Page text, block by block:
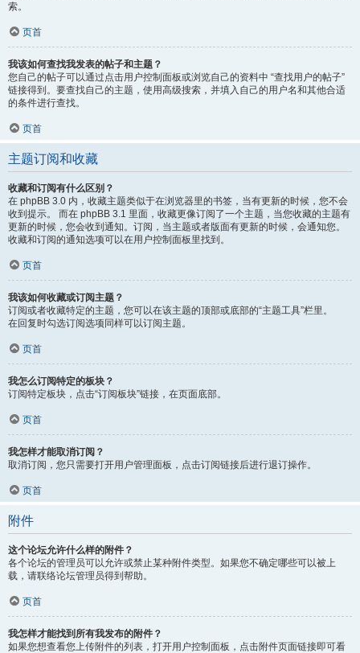
索。
页首
我该如何查找我发表的帖子和主题？
您自己的帖子可以通过点击用户控制面板或浏览自己的资料中 “查找用户的帖子”
链接得到。要查找自己的主题，使用高级搜索，并填入自己的用户名和其他合适
的条件进行查找。
页首
主题订阅和收藏
收藏和订阅有什么区别？
在 phpBB 3.0 内，收藏主题类似于在浏览器里的书签，当有更新的时候，您不会
收到提示。 而在 phpBB 3.1 里面，收藏更像订阅了一个主题，当您收藏的主题有
更新的时候，您会收到通知。订阅，当主题或者版面有更新的时候，会通知您。
收藏和订阅的通知选项可以在用户控制面板里找到。
页首
我该如何收藏或订阅主题？
订阅或者收藏特定的主题，您可以在该主题的顶部或底部的“主题工具”栏里。
在回复时勾选订阅选项同样可以订阅主题。
页首
我怎么订阅特定的板块？
订阅特定板块，点击“订阅板块”链接，在页面底部。
页首
我怎样才能取消订阅？
取消订阅，您只需要打开用户管理面板，点击订阅链接后进行退订操作。
页首
附件
这个论坛允许什么样的附件？
各个论坛的管理员可以允许或禁止某种附件类型。如果您不确定哪些可以被上
载，请联络论坛管理员得到帮助。
页首
我怎样才能找到所有我发布的附件？
如果您想查看您上传附件的列表，打开用户控制面板，点击附件页面链接即可看